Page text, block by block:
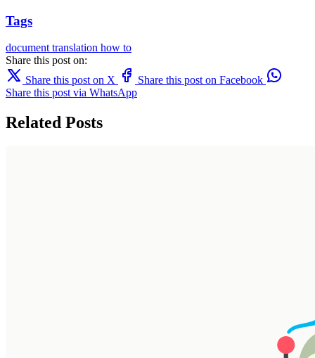
Tags
document translation how to
Share this post on:
Share this post on X
Share this post on Facebook
Share this post via WhatsApp
Related Posts